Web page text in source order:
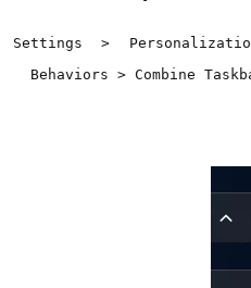
Settings >
Behaviors > Combine